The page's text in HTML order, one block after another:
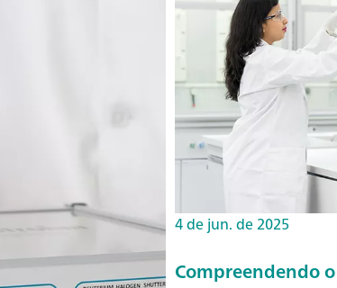
4 de jun. de 2025
Compreendendo